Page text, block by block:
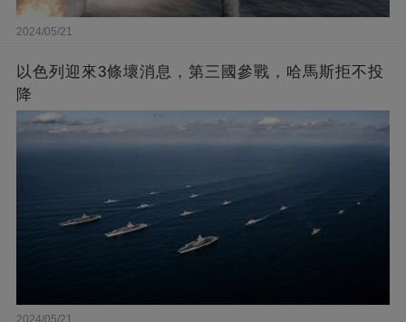
2024/05/21
以色列迎來3條壞消息，第三國參戰，哈馬斯拒不投
降